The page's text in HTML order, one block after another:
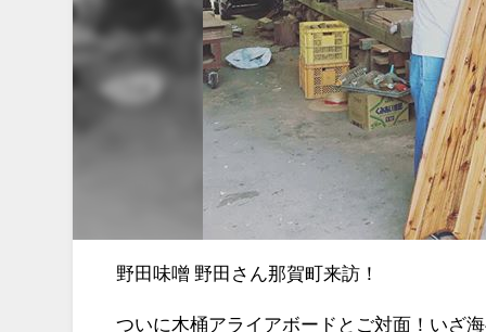
野田味噌 野田さん那賀町来訪！
ついに木桶アライアボードとご対面！いざ